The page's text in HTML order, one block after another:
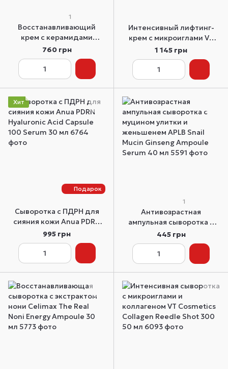
1
Восстанавливающий
крем с керамидами
Celimax Dual Barrier Skin
Wearable Cream 50 мл
760 грн
Интенсивный лифтинг-
крем с микроиглами VT
Cosmetics Reedle Shot
Lifting Cream 50 мл
1 145 грн
Подарок
Хит
Сыворотка с ПДРН для
сияния кожи Anua PDRN
Hyaluronic Acid Capsule
100 Serum 30 мл
995 грн
1
Антивозрастная
ампульная сыворотка с
муцином улитки и
женьшенем APLB Snail
Mucin Ginseng Ampoule
Serum 40 мл
445 грн